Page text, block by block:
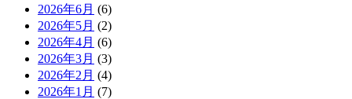
2026年6月 (6)
2026年5月 (2)
2026年4月 (6)
2026年3月 (3)
2026年2月 (4)
2026年1月 (7)